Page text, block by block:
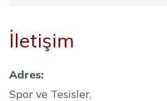
İletişim
Adres:
Spor ve Tesisler,